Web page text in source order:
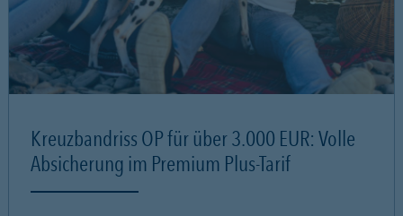
Kreuzbandriss OP für über 3.000 EUR: Volle
Absicherung im Premium Plus-Tarif